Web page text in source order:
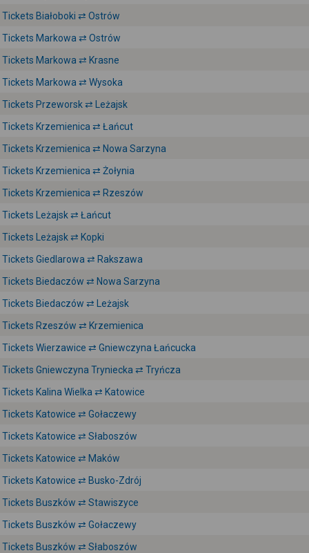
Tickets Białoboki ⇄ Ostrów
Tickets Markowa ⇄ Ostrów
Tickets Markowa ⇄ Krasne
Tickets Markowa ⇄ Wysoka
Tickets Przeworsk ⇄ Leżajsk
Tickets Krzemienica ⇄ Łańcut
Tickets Krzemienica ⇄ Nowa Sarzyna
Tickets Krzemienica ⇄ Żołynia
Tickets Krzemienica ⇄ Rzeszów
Tickets Leżajsk ⇄ Łańcut
Tickets Leżajsk ⇄ Kopki
Tickets Giedlarowa ⇄ Rakszawa
Tickets Biedaczów ⇄ Nowa Sarzyna
Tickets Biedaczów ⇄ Leżajsk
Tickets Rzeszów ⇄ Krzemienica
Tickets Wierzawice ⇄ Gniewczyna Łańcucka
Tickets Gniewczyna Tryniecka ⇄ Tryńcza
Tickets Kalina Wielka ⇄ Katowice
Tickets Katowice ⇄ Gołaczewy
Tickets Katowice ⇄ Słaboszów
Tickets Katowice ⇄ Maków
Tickets Katowice ⇄ Busko-Zdrój
Tickets Buszków ⇄ Stawiszyce
Tickets Buszków ⇄ Gołaczewy
Tickets Buszków ⇄ Słaboszów